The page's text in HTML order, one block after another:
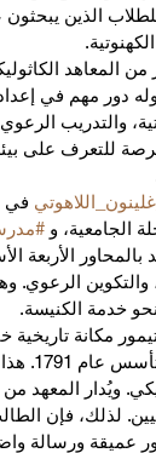
الذين
من المعاهد
كمعهد لاهوتي مستقل في عام
والتدريب
للتعرف على
في
الجامعية، و
الأربعة
الرعوي.
خدمة الكنيسة.
مكانة تاريخية
كاثوليكي
ويُدار المعهد
لذلك، فإن
عميقة ورسالة